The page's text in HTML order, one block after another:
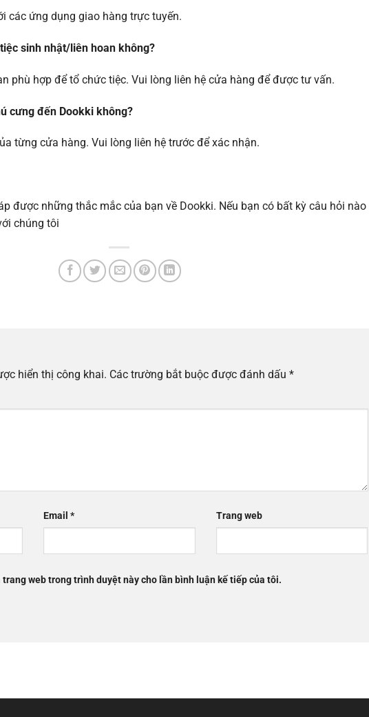
các ứng dụng giao hàng trực tuyến.
sinh nhật/liên hoan không?
phù hợp để tổ chức tiệc. Vui lòng liên hệ cửa hàng để được tư vấn.
cưng đến Dookki không?
từng cửa hàng. Vui lòng liên hệ trước để xác nhận.
được những thắc mắc của bạn về Dookki. Nếu bạn có bất kỳ câu hỏi nào
chúng tôi
hiển thị công khai. Các trường bắt buộc được đánh dấu *
Email * Trang web
web trong trình duyệt này cho lần bình luận kế tiếp của tôi.